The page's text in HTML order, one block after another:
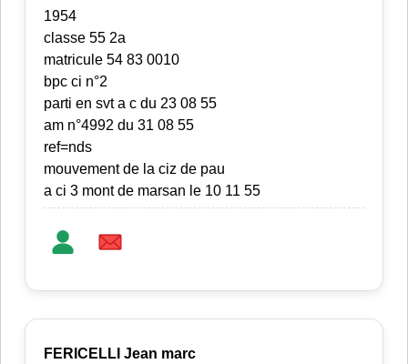
1954
classe 55 2a
matricule 54 83 0010
bpc ci n°2
parti en svt a c du 23 08 55
am n°4992 du 31 08 55
ref=nds
mouvement de la ciz de pau
a ci 3 mont de marsan le 10 11 55
FERICELLI Jean marc